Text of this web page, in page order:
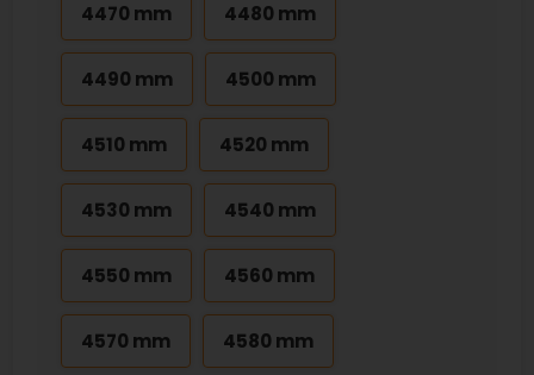
4470 mm 4480 mm
4490 mm 4500 mm
4510 mm 4520 mm
4530 mm 4540 mm
4550 mm 4560 mm
4570 mm 4580 mm